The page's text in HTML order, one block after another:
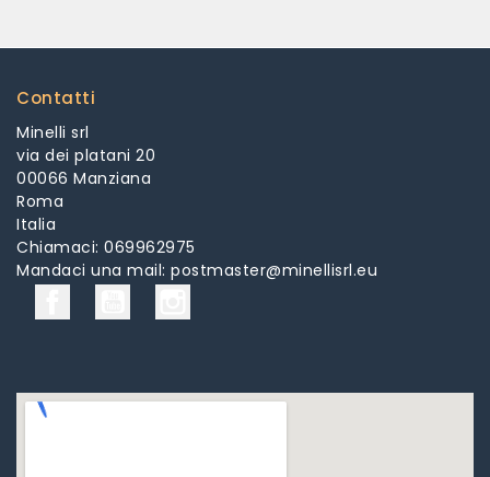
Contatti
Minelli srl
via dei platani 20
00066 Manziana
Roma
Italia
Chiamaci: 069962975
Mandaci una mail: postmaster@minellisrl.eu